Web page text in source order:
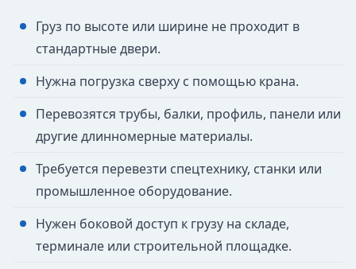
Груз по высоте или ширине не проходит в
стандартные двери.
Нужна погрузка сверху с помощью крана.
Перевозятся трубы, балки, профиль, панели или
другие длинномерные материалы.
Требуется перевезти спецтехнику, станки или
промышленное оборудование.
Нужен боковой доступ к грузу на складе,
терминале или строительной площадке.